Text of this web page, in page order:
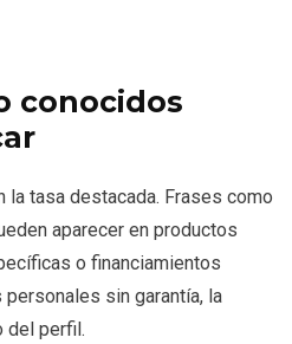
conocidos
la tasa destacada. Frases como
aparecer en productos
o financiamientos
sin garantía, la
del perfil.